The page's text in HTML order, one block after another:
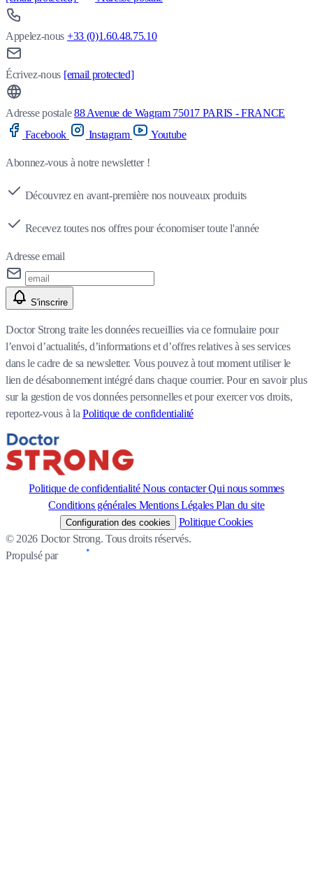
Appelez-nous +33 (0)1.60.48.75.10
Écrivez-nous [email protected]
Adresse postale 88 Avenue de Wagram 75017 PARIS - FRANCE
Facebook
Instagram Youtube
Abonnez-vous à notre newsletter !
Découvrez en avant-première nos nouveaux produits
Recevez toutes nos offres pour économiser toute l'année
Adresse email
S'inscrire
Doctor Strong traite les données recueillies via ce formulaire pour
l’envoi d’actualités, d’informations et d’offres relatives à ses services
dans le cadre de sa newsletter. Vous pouvez à tout moment utiliser le
lien de désabonnement intégré dans chaque courrier. Pour en savoir plus
sur la gestion de vos données personnelles et pour exercer vos droits,
reportez-vous à la Politique de confidentialité
Politique de confidentialité Nous contacter Qui nous sommes
Conditions générales Mentions Légales Plan du site
Configuration des cookies
Politique Cookies
© 2026 Doctor Strong. Tous droits réservés.
Propulsé par